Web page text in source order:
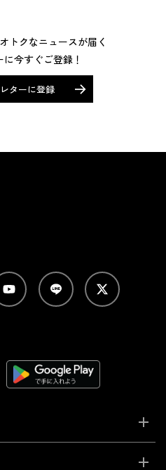
トクなニュースが届く
今すぐご登録！
ターに登録